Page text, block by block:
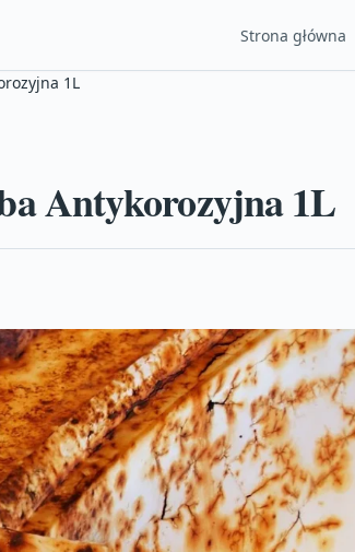
Strona główna
1L
Antykorozyjna 1L